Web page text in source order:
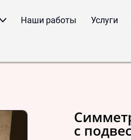
Наши работы Услуги
с